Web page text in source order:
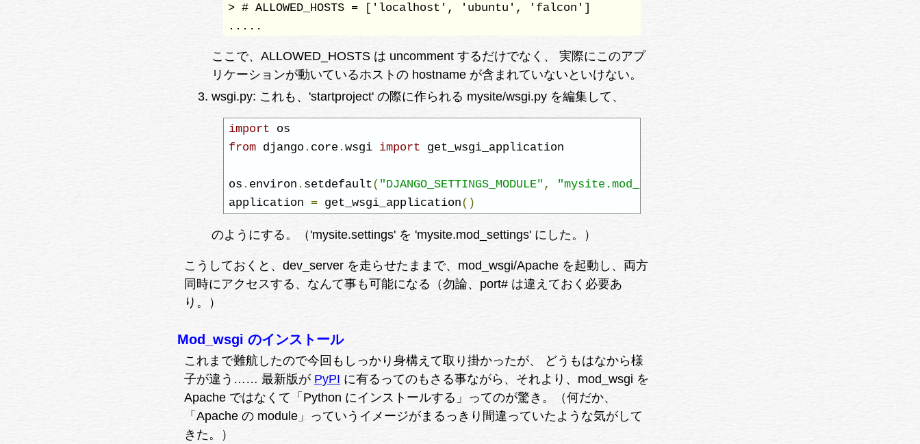
> # ALLOWED_HOSTS = ['localhost', 'ubuntu', 'falcon']
.....
ここで、ALLOWED_HOSTS は uncomment するだけでなく、 実際にこのアプ
リケーションが動いているホストの hostname が含まれていないといけない。
wsgi.py: これも、'startproject' の際に作られる mysite/wsgi.py を編集して、
import
from django . core . wsgi import get_wsgi_application
os . environ . setdefault( "DJANGO_SETTINGS_MODULE" , "mysite.mod_settings"
application = get_wsgi_application()
のようにする。（'mysite.settings' を 'mysite.mod_settings' にした。）
こうしておくと、dev_server を走らせたままで、mod_wsgi/Apache を起動し、両方
同時にアクセスする、なんて事も可能になる（勿論、port# は違えておく必要あ
り。）
Mod_wsgi のインストール
これまで難航したので今回もしっかり身構えて取り掛かったが、 どうもはなから様
子が違う…… 最新版が PyPI に有るってのもさる事ながら、それより、mod_wsgi を
Apache ではなくて「Python にインストールする」ってのが驚き。（何だか、
「Apache の module」っていうイメージがまるっきり間違っていたような気がして
きた。）